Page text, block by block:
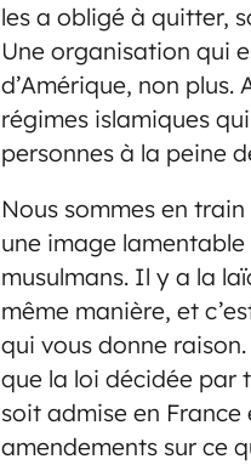
les a obligé à quitter,
Une organisation qui
d’Amérique, non plus.
régimes islamiques
personnes à la peine
Nous sommes en
une image lamentable
musulmans. Il y a la
même manière, et
qui vous donne
que la loi décidée par
soit admise en
amendements sur ce